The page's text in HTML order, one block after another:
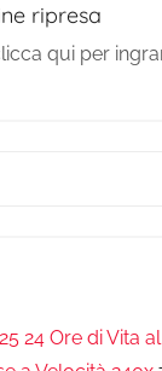
ripresa
qui per
24 Ore di Vita